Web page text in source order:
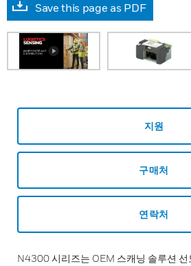
Save this page as PDF
지원
구매처
연락처
N4300 시리즈는 OEM 스캐닝 솔루션 선